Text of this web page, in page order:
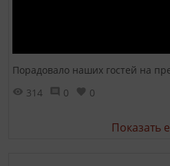
Порадовало наших гостей на
314
0 0
Показать